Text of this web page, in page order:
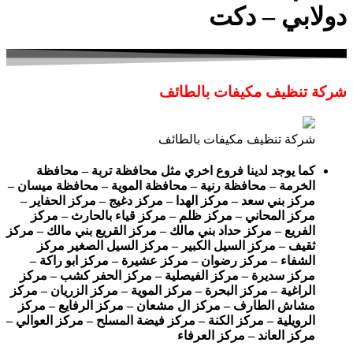
دولابي – دكت
شركة تنظيف مكيفات بالطائف
شركة تنظيف مكيفات بالطائف
كما يوجد لدينا فروع اخري مثل محافظة تربة – محافظة
الخرمة – محافظة رنية – محافظة الموية – محافظة ميسان –
مركز بني سعد – مركز الهدا – مركز دغيج – مركز الحفاير –
مركز المحاني – مركز ظلم – مركز قياء بالحارث – مركز
الفريع – مركز حداد بني مالك – مركز القريع بني مالك – مركز
ثقيف – مركز السيل الكبير – مركز السيل الصغير مركز
الشفاء – مركز رضوان – مركز عشيرة – مركز ابو راكة –
مركز سديرة – مركز الفيصلية – مركز الحفر كشب – مركز
الراغية – مركز البحرة – مركز الموية – مركز الزريان – مركز
مشاش الطارف – مركز ال مشعان – مركز الرفايع – مركز
الرويلية – مركز الكنة – مركز فيضة المسلح – مركز العوالي –
مركز العاند – مركز العرفاء